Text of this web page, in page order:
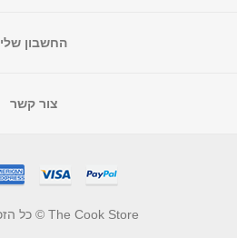
החשבון שלי
צור קשר
The Cook Store © כל הזכויות שמורות.